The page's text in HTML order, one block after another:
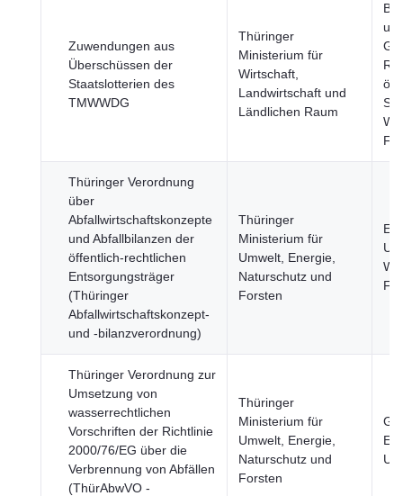
Zuwendungen aus
Überschüssen der
Staatslotterien des
TMWWDG
Thüringer
Ministerium für
Wirtschaft,
Landwirtschaft und
Ländlichen Raum
Thüringer Verordnung
über
Abfallwirtschaftskonzepte
und Abfallbilanzen der
öffentlich-rechtlichen
Entsorgungsträger
(Thüringer
Abfallwirtschaftskonzept-
und -bilanzverordnung)
Thüringer
Ministerium für
Umwelt, Energie,
Naturschutz und
Forsten
Thüringer Verordnung zur
Umsetzung von
wasserrechtlichen
Vorschriften der Richtlinie
2000/76/EG über die
Verbrennung von Abfällen
(ThürAbwVO -
Thüringer
Ministerium für
Umwelt, Energie,
Naturschutz und
Forsten